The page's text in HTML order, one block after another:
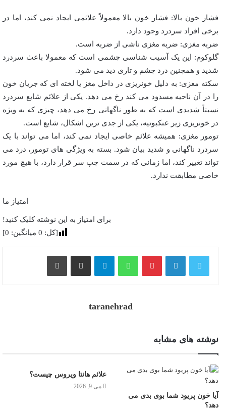
فشار خون بالا: فشار خون بالا معمولاً علائمی ایجاد نمی کند، اما در
برخی افراد سردرد وجود دارد.
ضربه مغزی: ضربه مغزی ناشی از ضربه است.
گلوکوم: این یک آسیب شناسی چشمی است که معمولا باعث سردرد
شدید و همچنین درد چشم و تاری دید می شود.
سکته مغزی: به دلیل خونریزی در داخل مغز یا لخته ای که جریان خون
را در آن ناحیه مسدود می کند رخ می دهد. یکی از علائم شایع سردرد
نسبتاً شدیدی است که به طور ناگهانی رخ می دهد، چیزی که به ویژه
در خونریزی زیر عنکبوتیه، یکی از جدی ترین اشکال، شایع است.
تومور مغزی: همیشه علائم خاصی ایجاد نمی کند، اما می تواند با یک
سردرد ناگهانی و شدید بیان شود. بسته به ویژگی های تومور، درد می
تواند تغییر کند، اما زمانی که در سمت چپ سر قرار دارد، با هیچ مورد
خاصی مطابقت ندارد.
امتیاز ما
برای امتیاز به این نوشته کلیک کنید!
[کل: 0 میانگین: 0
]
پینترست واتس آپ تلگرام اشتراک گذاری از طریق ایمیل
taranehrad
نوشته های مشابه
آیا خون پریود شما بوی بدی می
دهد؟
علائم هانتا ویروس چیست؟
می 9, 2026